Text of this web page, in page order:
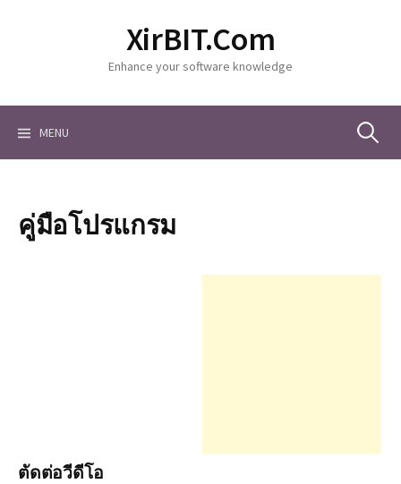
o
XirBIT.Com
Enhance your software knowledge
MENU S
f
คู่มือโปรแกรม
ตัดต่อวีดีโอ